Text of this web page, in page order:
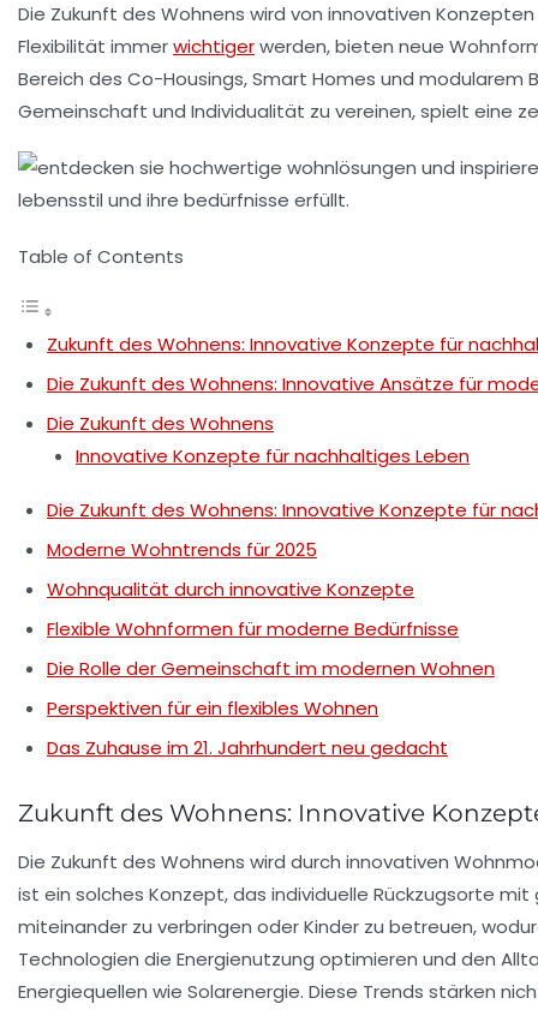
Die Zukunft des Wohnens wird von innovativen
Flexibilität immerwichtigerwerden, bieten neue
Bereich des Co-Housings,Smart Homes und modularem
Gemeinschaft und Individualität zu vereinen, spielt eine
Table of Contents
Zukunft des Wohnens: Innovative Konzepte für
Die Zukunft des Wohnens: Innovative Ansätze für
Die Zukunft des Wohnens
Innovative Konzepte für nachhaltiges Leben
Die Zukunft des Wohnens: Innovative Konzepte für
Moderne Wohntrends für 2025
Wohnqualität durch innovative Konzepte
Flexible Wohnformen für moderne Bedürfnisse
Die Rolle der Gemeinschaft im modernen Wohnen
Perspektiven für ein flexibles Wohnen
Das Zuhause im 21. Jahrhundert neu gedacht
Zukunft des Wohnens: Innovative
Die Zukunft des Wohnens wird durch innovativen
ist ein solches Konzept, das individuelle Rückzugsorte
miteinander zu verbringen oder Kinder zu betreuen,
Technologien die Energienutzung optimieren und den
Energiequellen wie Solarenergie. Diese Trends stärken